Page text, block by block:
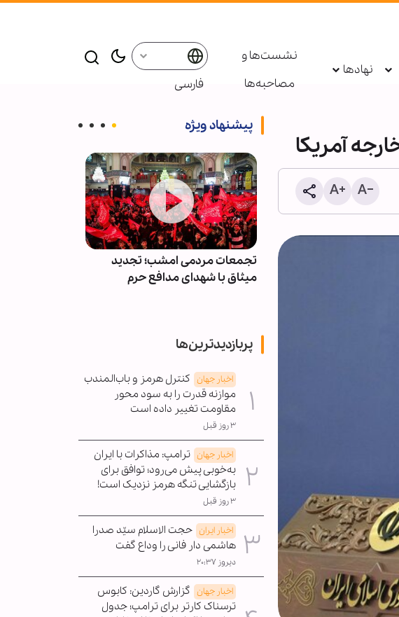
نهادها
نشست‌ها و
مصاحبه‌ها
فارسی
آمریکا
پیشنهاد ویژه
به عبور ده‌ها کشتی از
تجمعات مردمی امشب؛ تجدید
میثاق با شهدای مدافع حرم
پربازدیدترین‌ها
اخبار جهان کنترل هرمز و باب‌المندب
موازنه قدرت را به سود محور
مقاومت تغییر داده است
۳ روز قبل
اخبار جهان ترامپ: مذاکرات با ایران
به‌خوبی پیش می‌رود؛ توافق برای
بازگشایی تنگه هرمز نزدیک است!
۳ روز قبل
اخبار ایران حجت الاسلام سیّد صدرا
هاشمی دار فانی را وداع گفت
دیروز ۲۰:۳۷
اخبار جهان گزارش گاردین: کابوس
ترسناک کارتر برای ترامپ؛ جدول